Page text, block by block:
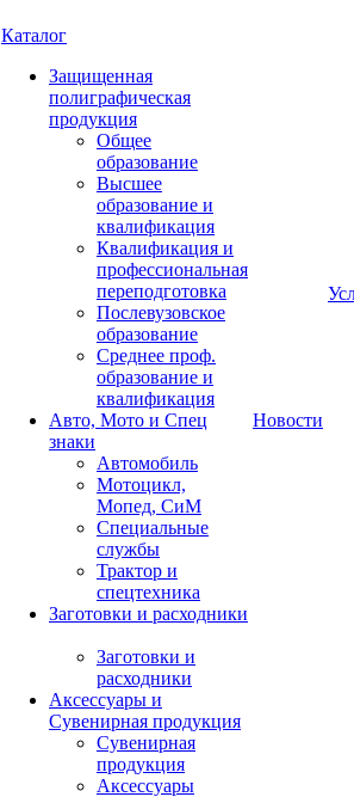
Каталог
Защищенная
полиграфическая
продукция
Общее
образование
Высшее
образование и
квалификация
Квалификация и
профессиональная
переподготовка
Послевузовское
образование
Среднее проф.
образование и
квалификация
Авто, Мото и Спец
знаки
Автомобиль
Мотоцикл,
Мопед, СиМ
Специальные
службы
Трактор и
спецтехника
Заготовки и расходники
Заготовки и
расходники
Аксессуары и
Сувенирная продукция
Сувенирная
продукция
Аксессуары
Новости